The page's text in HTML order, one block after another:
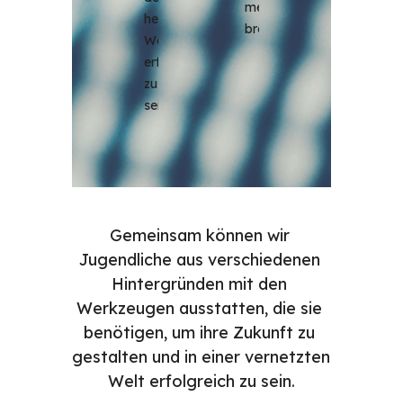
heutigen
Welt
erfolgreich
zu
sein.
meisten
brauchen.
Gemeinsam können wir
Jugendliche aus verschiedenen
Hintergründen mit den
Werkzeugen ausstatten, die sie
benötigen, um ihre Zukunft zu
gestalten und in einer vernetzten
Welt erfolgreich zu sein.